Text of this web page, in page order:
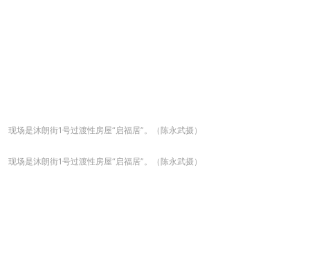
现场是沐朗街1号过渡性房屋“启福居”。（陈永武摄）
现场是沐朗街1号过渡性房屋“启福居”。（陈永武摄）